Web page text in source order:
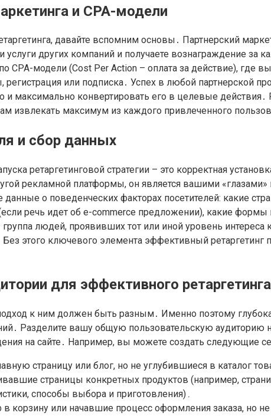
и CPA-модели
давайте вспомним основы․ Партнерский
услуги других компаний и получаете вознаграждение
CPA-модели (Cost Per Action – оплата за действие),
или подписка․ Успех в любой партнерской
и максимально конвертировать его в целевые
извлекать максимум из каждого привлеченного
и сбор данных
ретаргетинговой стратегии – это корректная
рекламной платформы, он является вашими
о поведенческих факторах посетителей: какие
речь идет об e-commerce предложении), какие
группа людей, проявивших тот или иной уровень
Без этого ключевого элемента эффективный
для эффективного ретаргетинга
к ним должен быть разным․ Именно поэтому
Разделите вашу общую пользовательскую аудиторию
на сайте․ Например, вы можете создать следующие
страницу или блог, но не углубившиеся в каталог
страницы конкретных продуктов (например,
способы выбора и приготовления)․
корзину или начавшие процесс оформления заказа, но